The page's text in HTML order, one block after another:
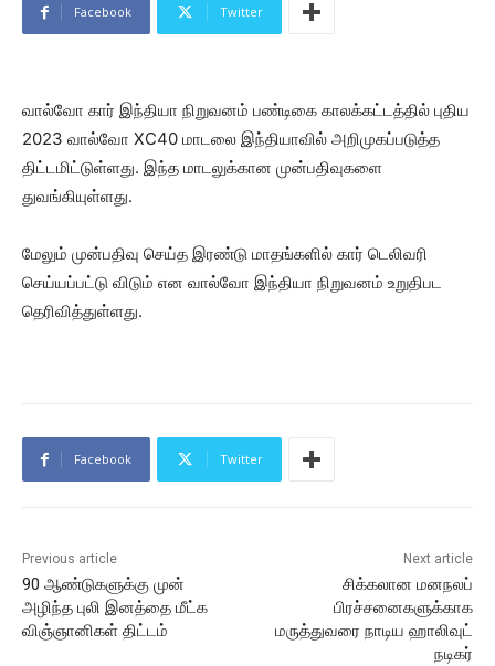
Facebook Twitter
வால்வோ கார் இந்தியா நிறுவனம் பண்டிகை காலக்கட்டத்தில் புதிய
2023 வால்வோ XC40 மாடலை இந்தியாவில் அறிமுகப்படுத்த
திட்டமிட்டுள்ளது. இந்த மாடலுக்கான முன்பதிவுகளை
துவங்கியுள்ளது.
மேலும் முன்பதிவு செய்த இரண்டு மாதங்களில் கார் டெலிவரி
செய்யப்பட்டு விடும் என வால்வோ இந்தியா நிறுவனம் உறுதிபட
தெரிவித்துள்ளது.
Facebook Twitter
Previous article
90 ஆண்டுகளுக்கு முன்
அழிந்த புலி இனத்தை மீட்க
விஞ்ஞானிகள் திட்டம்
Next article
சிக்கலான மனநலப்
பிரச்சனைகளுக்காக
மருத்துவரை நாடிய ஹாலிவுட்
நடிகர்